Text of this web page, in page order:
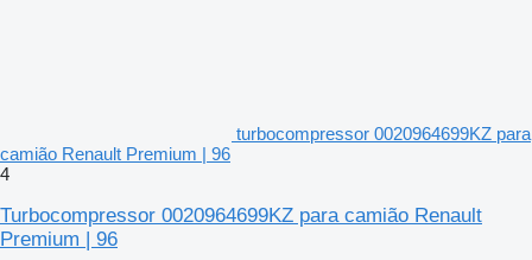
turbocompressor 0020964699KZ para
camião Renault Premium | 96
4
Turbocompressor 0020964699KZ para camião Renault
Premium | 96